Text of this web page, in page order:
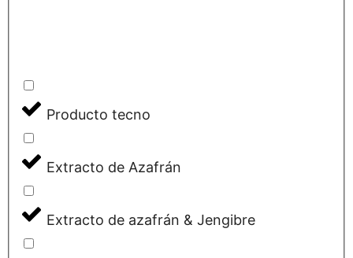
Producto tecno
Extracto de Azafrán
Extracto de azafrán & Jengibre